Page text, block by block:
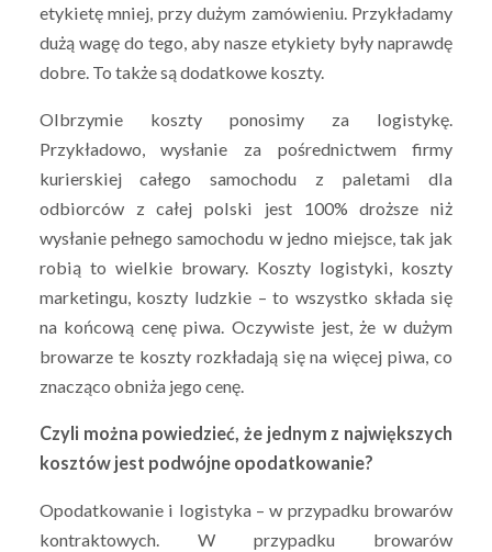
etykietę mniej, przy dużym zamówieniu. Przykładamy
dużą wagę do tego, aby nasze etykiety były naprawdę
dobre. To także są dodatkowe koszty.
Olbrzymie koszty ponosimy za logistykę.
Przykładowo, wysłanie za pośrednictwem firmy
kurierskiej całego samochodu z paletami dla
odbiorców z całej polski jest 100% droższe niż
wysłanie pełnego samochodu w jedno miejsce, tak jak
robią to wielkie browary. Koszty logistyki, koszty
marketingu, koszty ludzkie – to wszystko składa się
na końcową cenę piwa. Oczywiste jest, że w dużym
browarze te koszty rozkładają się na więcej piwa, co
znacząco obniża jego cenę.
Czyli można powiedzieć, że jednym z największych
kosztów jest podwójne opodatkowanie?
Opodatkowanie i logistyka – w przypadku browarów
kontraktowych. W przypadku browarów